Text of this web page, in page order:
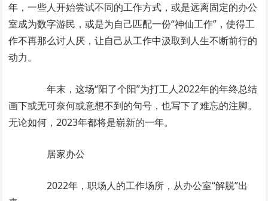
年，一些人开始尝试不同的工作方式，或是远离固定的办公
室成为数字游民，或是为自己匹配一份“神仙工作”，使得工
作不再那么讨人厌，让自己从工作中汲取到人生不断前行的
动力。
年末，这场“阳了个阳”为打工人2022年的年终总结
画下或无可奈何或意想不到的句号，也写下了难忘的注脚。
无论如何，2023年都将是崭新的一年。
居家办公
2022年，职场人的工作场所，从办公室“解脱”出